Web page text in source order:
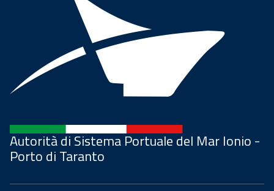
Autorità di Sistema Portuale del Mar Ionio -
Porto di Taranto